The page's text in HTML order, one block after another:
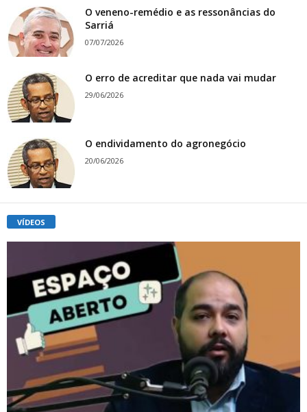
O veneno-remédio e as ressonâncias do
Sarriá
07/07/2026
O erro de acreditar que nada vai mudar
29/06/2026
O endividamento do agronegócio
20/06/2026
VÍDEOS